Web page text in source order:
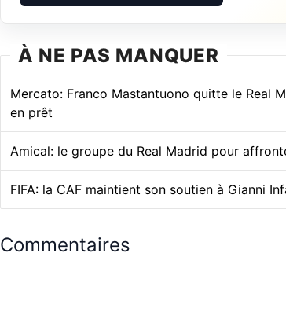
À NE PAS MANQUER
Mercato: Franco Mastantuono quitte le Real
en prêt
Amical: le groupe du Real Madrid pour
FIFA: la CAF maintient son soutien à Gianni
Commentaires